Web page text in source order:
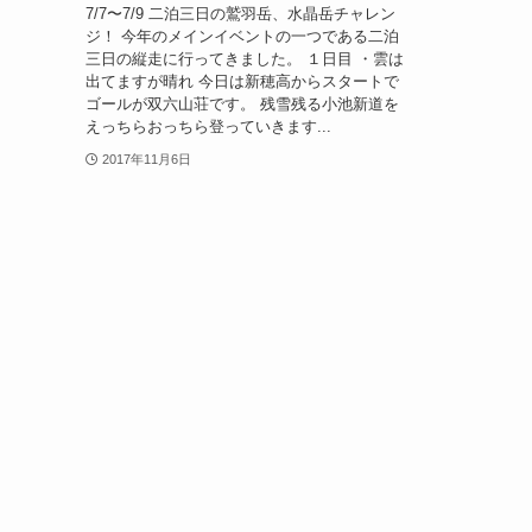
7/7〜7/9 二泊三日の鷲羽岳、水晶岳チャレン
ジ！ 今年のメインイベントの一つである二泊
三日の縦走に行ってきました。 １日目 ・雲は
出てますが晴れ 今日は新穂高からスタートで
ゴールが双六山荘です。 残雪残る小池新道を
えっちらおっちら登っていきます...
2017年11月6日